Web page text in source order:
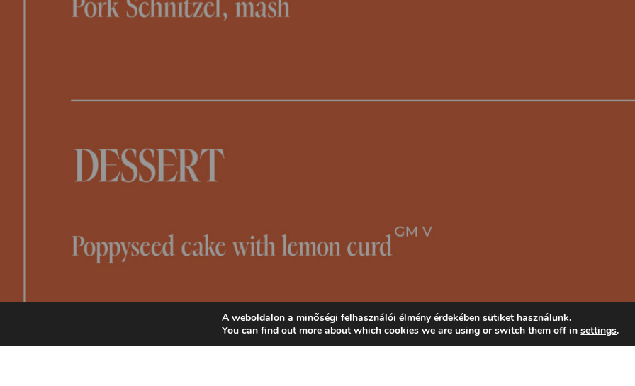
A weboldalon a minőségi felhasználói élmény érdekében sütiket használunk.
You can find out more about which cookies we are using or switch them off insettings.